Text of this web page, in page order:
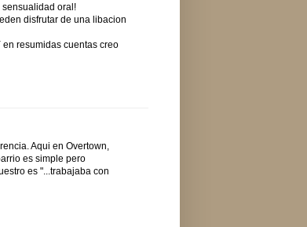
sensualidad oral!
disfrutar de una libacion
resumidas cuentas creo
Aqui en Overtown,
es simple pero
es "...trabajaba con